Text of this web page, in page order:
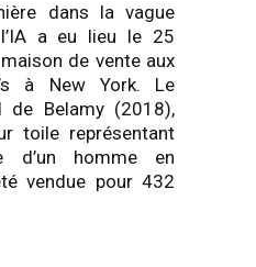
dans la vague
a eu lieu le 25
de vente aux
à New York. Le
de Belamy (2018),
toile représentant
d’un homme en
vendue pour 432